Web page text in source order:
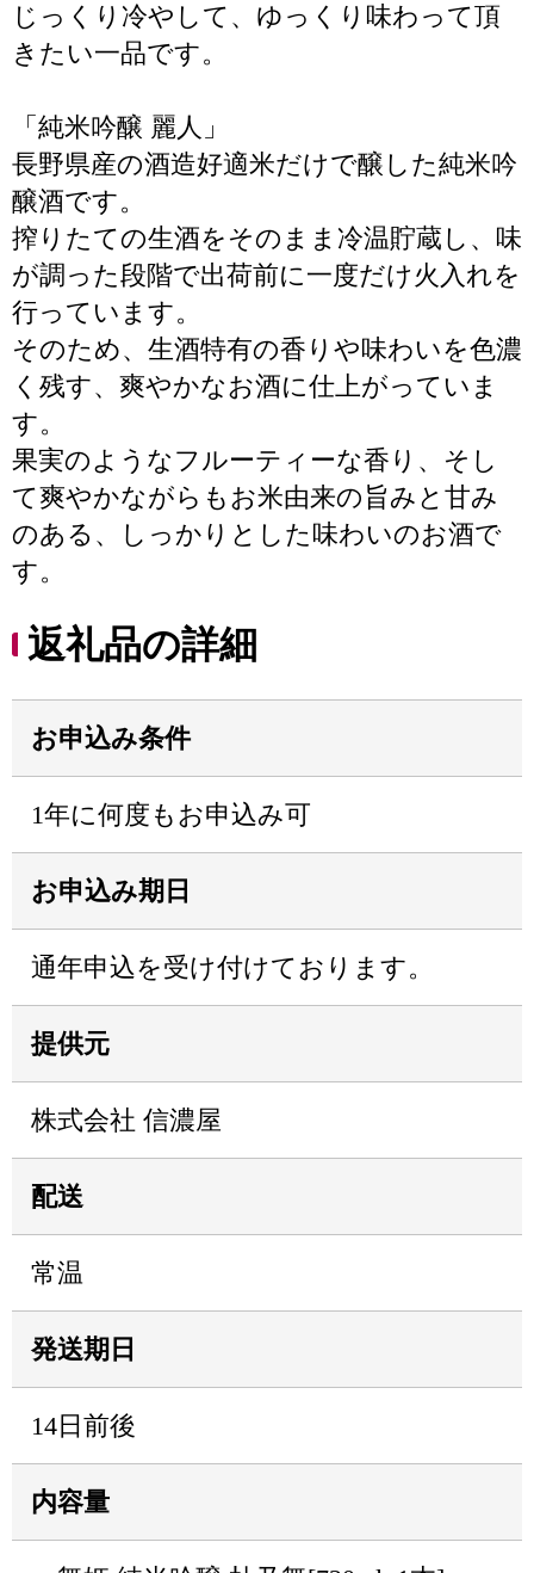
じっくり冷やして、ゆっくり味わって頂
きたい一品です。
「純米吟醸 麗人」
長野県産の酒造好適米だけで醸した純米吟
醸酒です。
搾りたての生酒をそのまま冷温貯蔵し、味
が調った段階で出荷前に一度だけ火入れを
行っています。
そのため、生酒特有の香りや味わいを色濃
く残す、爽やかなお酒に仕上がっていま
す。
果実のようなフルーティーな香り、そし
て爽やかながらもお米由来の旨みと甘み
のある、しっかりとした味わいのお酒で
す。
返礼品の詳細
お申込み条件
1年に何度もお申込み可
お申込み期日
通年申込を受け付けております。
提供元
株式会社 信濃屋
配送
常温
発送期日
14日前後
内容量